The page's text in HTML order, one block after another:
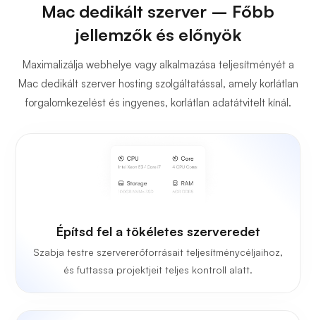
Mac dedikált szerver – Főbb
jellemzők és előnyök
Maximalizálja webhelye vagy alkalmazása teljesítményét a
Mac dedikált szerver hosting szolgáltatással, amely korlátlan
forgalomkezelést és ingyenes, korlátlan adatátvitelt kínál.
Építsd fel a tökéletes szerveredet
Szabja testre szervererőforrásait teljesítménycéljaihoz,
és futtassa projektjeit teljes kontroll alatt.